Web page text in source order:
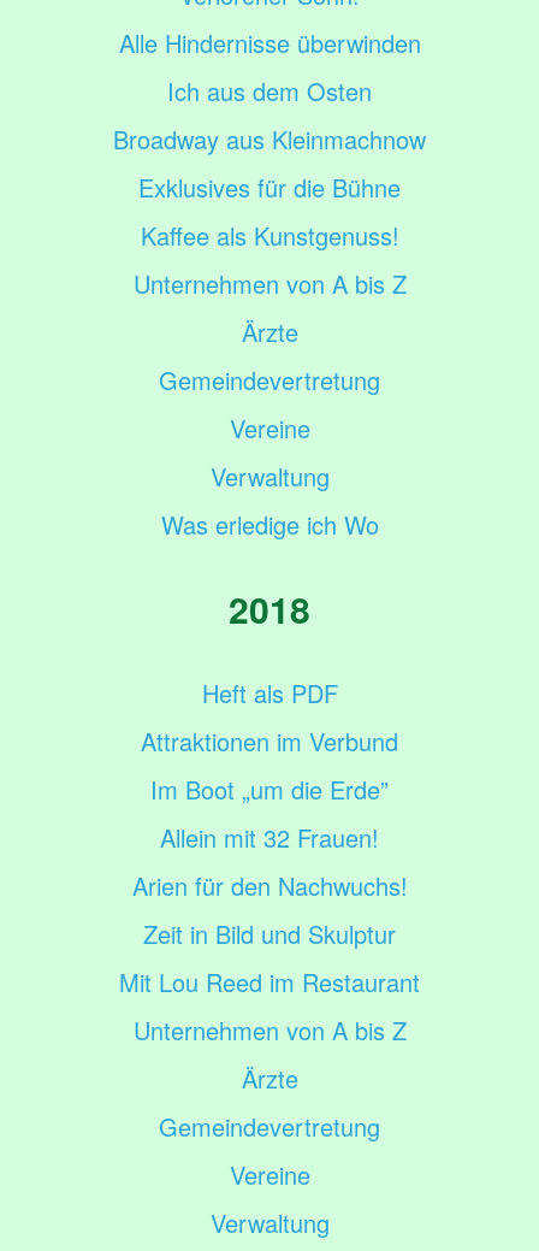
Alle Hindernisse überwinden
Ich aus dem Osten
Broadway aus Kleinmachnow
Exklusives für die Bühne
Kaffee als Kunstgenuss!
Unternehmen von A bis Z
Ärzte
Gemeindevertretung
Vereine
Verwaltung
Was erledige ich Wo
2018
Heft als PDF
Attraktionen im Verbund
Im Boot „um die Erde”
Allein mit 32 Frauen!
Arien für den Nachwuchs!
Zeit in Bild und Skulptur
Mit Lou Reed im Restaurant
Unternehmen von A bis Z
Ärzte
Gemeindevertretung
Vereine
Verwaltung